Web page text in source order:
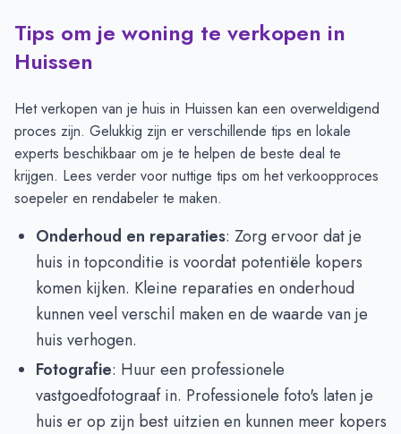
Tips om je woning te verkopen in
Huissen
Het verkopen van je huis in Huissen kan een overweldigend
proces zijn. Gelukkig zijn er verschillende tips en lokale
experts beschikbaar om je te helpen de beste deal te
krijgen. Lees verder voor nuttige tips om het verkoopproces
soepeler en rendabeler te maken.
Onderhoud en reparaties: Zorg ervoor dat je
huis in topconditie is voordat potentiële kopers
komen kijken. Kleine reparaties en onderhoud
kunnen veel verschil maken en de waarde van je
huis verhogen.
Fotografie: Huur een professionele
vastgoedfotograaf in. Professionele foto's laten je
huis er op zijn best uitzien en kunnen meer kopers